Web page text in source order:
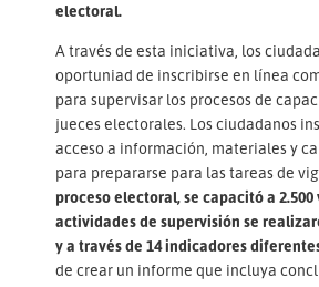
electoral.
A través de esta iniciativa, los
oportuniad de inscribirse en línea
para supervisar los procesos de
jueces electorales. Los ciudadanos
acceso a información, materiales y
para prepararse para las tareas de
proceso electoral, se capacitó a
actividades de supervisión se
y a través de 14 indicadores
de crear un informe que incluya